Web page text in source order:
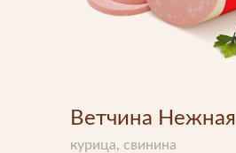
Ветчина Нежная
курица, свинина